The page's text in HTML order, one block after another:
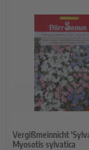
Vergißmeinnicht
Myosotis sylvatica